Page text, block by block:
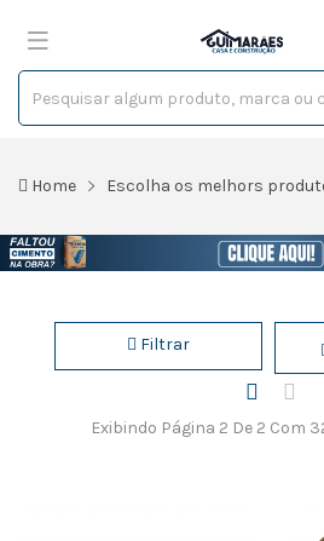
Home Escolha os melhors
Filtrar
Exibindo Página 2 De 2 Com